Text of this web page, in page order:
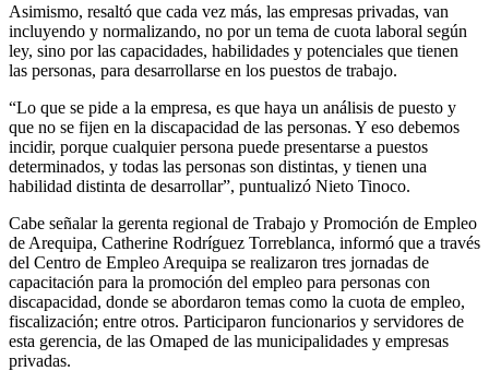
Asimismo, resaltó que cada vez más, las empresas privadas, van
incluyendo y normalizando, no por un tema de cuota laboral según
ley, sino por las capacidades, habilidades y potenciales que tienen
las personas, para desarrollarse en los puestos de trabajo.
“Lo que se pide a la empresa, es que haya un análisis de puesto y
que no se fijen en la discapacidad de las personas. Y eso debemos
incidir, porque cualquier persona puede presentarse a puestos
determinados, y todas las personas son distintas, y tienen una
habilidad distinta de desarrollar”, puntualizó Nieto Tinoco.
Cabe señalar la gerenta regional de Trabajo y Promoción de Empleo
de Arequipa, Catherine Rodríguez Torreblanca, informó que a través
del Centro de Empleo Arequipa se realizaron tres jornadas de
capacitación para la promoción del empleo para personas con
discapacidad, donde se abordaron temas como la cuota de empleo,
fiscalización; entre otros. Participaron funcionarios y servidores de
esta gerencia, de las Omaped de las municipalidades y empresas
privadas.